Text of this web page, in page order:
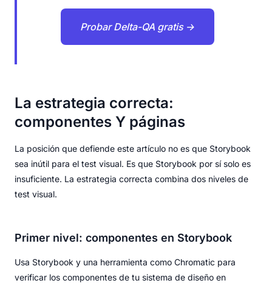
Probar Delta-QA gratis →
La estrategia correcta:
componentes Y páginas
La posición que defiende este artículo no es que Storybook
sea inútil para el test visual. Es que Storybook por sí solo es
insuficiente. La estrategia correcta combina dos niveles de
test visual.
Primer nivel: componentes en Storybook
Usa Storybook y una herramienta como Chromatic para
verificar los componentes de tu sistema de diseño en